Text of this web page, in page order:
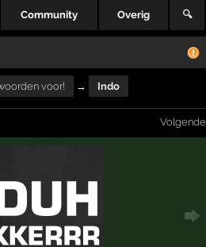
Community Overig 🔍
voor! → Indo
Volgende